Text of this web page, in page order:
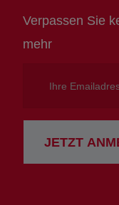
Verpassen Sie
mehr
Emailadresse
JETZT